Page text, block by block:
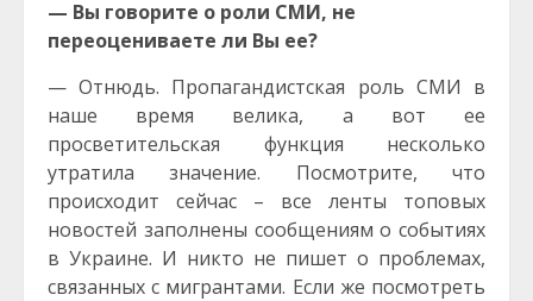
— Вы говорите о роли СМИ, не
переоцениваете ли Вы ее?
— Отнюдь. Пропагандистская роль СМИ в
наше время велика, а вот ее
просветительская функция несколько
утратила значение. Посмотрите, что
происходит сейчас – все ленты топовых
новостей заполнены сообщениям о событиях
в Украине. И никто не пишет о проблемах,
связанных с мигрантами. Если же посмотреть